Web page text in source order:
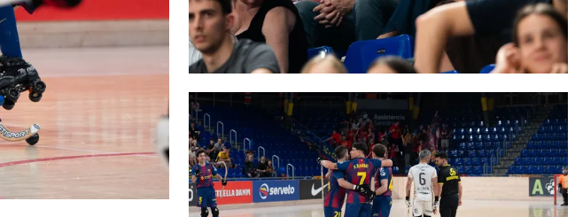
FC Barcelona club badge